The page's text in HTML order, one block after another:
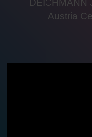
DEICHMANN
Austria